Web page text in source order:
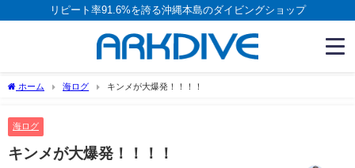
リピート率91.6%を誇る沖縄本島のダイビングショップ
ホーム 海ログ キンメが大爆発！！！！
海ログ
キンメが大爆発！！！！